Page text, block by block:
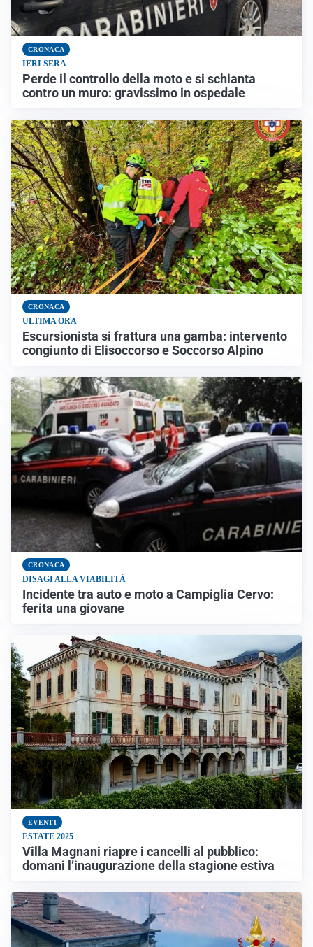
CRONACA
IERI SERA
Perde il controllo della moto e si schianta
contro un muro: gravissimo in ospedale
CRONACA
ULTIMA ORA
Escursionista si frattura una gamba: intervento
congiunto di Elisoccorso e Soccorso Alpino
CRONACA
DISAGI ALLA VIABILITÀ
Incidente tra auto e moto a Campiglia Cervo:
ferita una giovane
EVENTI
ESTATE 2025
Villa Magnani riapre i cancelli al pubblico:
domani l’inaugurazione della stagione estiva